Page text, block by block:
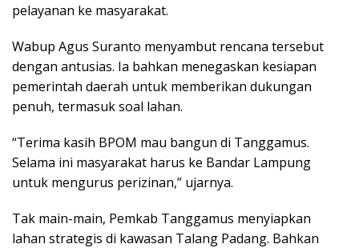
pelayanan ke masyarakat.
Wabup Agus Suranto menyambut rencana tersebut
dengan antusias. Ia bahkan menegaskan kesiapan
pemerintah daerah untuk memberikan dukungan
penuh, termasuk soal lahan.
“Terima kasih BPOM mau bangun di Tanggamus.
Selama ini masyarakat harus ke Bandar Lampung
untuk mengurus perizinan,” ujarnya.
Tak main-main, Pemkab Tanggamus menyiapkan
lahan strategis di kawasan Talang Padang. Bahkan